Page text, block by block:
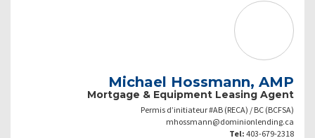
Michael Hossmann, AMP
Mortgage & Equipment Leasing Agent
Permis d’initiateur #AB (RECA) / BC (BCFSA)
mhossmann@dominionlending.ca
Tel: 403-679-2318